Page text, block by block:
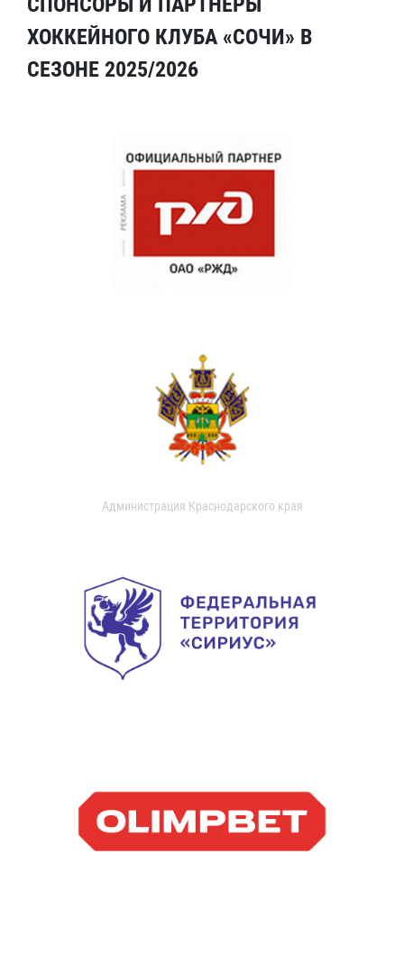
ХОККЕЙНОГО КЛУБА «СОЧИ» В
СЕЗОНЕ 2025/2026
Администрация Краснодарского края